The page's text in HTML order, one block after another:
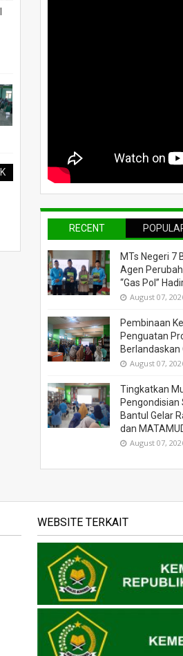
RECENT
MTs Negeri 7
Agen
“Gas Pol”
August 07,
Pembinaan
Penguatan
Berlandaskan
August 07,
Tingkatkan
Pengondisian
Bantul Gelar
dan
August 07,
WEBSITE TERKAIT